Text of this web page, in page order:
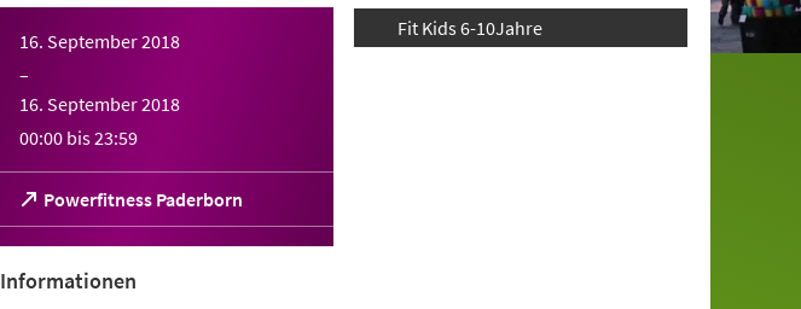
16. September 2018
–
16. September 2018
00:00 bis23:59
Powerfitness Paderborn
(Öffnet
in
einem
neuen
Tab)
Informationen
Fit Kids 6-10Jahre